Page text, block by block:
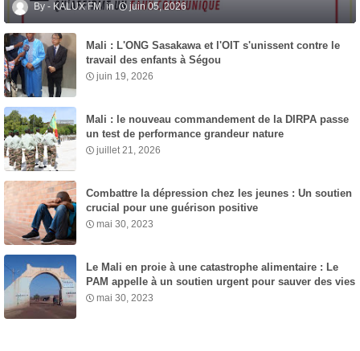
KALUX FM juin 05, 2026
Mali : L'ONG Sasakawa et l'OIT s'unissent contre le
travail des enfants à Ségou
juin 19, 2026
Mali : le nouveau commandement de la DIRPA passe
un test de performance grandeur nature
juillet 21, 2026
Combattre la dépression chez les jeunes : Un soutien
crucial pour une guérison positive
mai 30, 2023
Le Mali en proie à une catastrophe alimentaire : Le
PAM appelle à un soutien urgent pour sauver des vies
mai 30, 2023